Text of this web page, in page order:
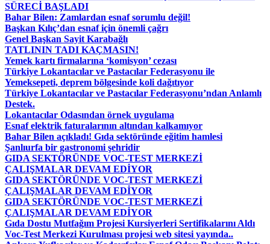
SÜRECİ BAŞLADI
Bahar Bilen: Zamlardan esnaf sorumlu değil!
Başkan Kılıç’dan esnaf için önemli çağrı
Genel Başkan Sayit Karabağlı
TATLININ TADI KAÇMASIN!
Yemek kartı firmalarına ‘komisyon’ cezası
Türkiye Lokantacılar ve Pastacılar Federasyonu ile
Yemeksepeti, deprem bölgesinde koli dağıtıyor
Türkiye Lokantacılar ve Pastacılar Federasyonu’ndan Anlamlı
Destek.
Lokantacılar Odasından örnek uygulama
Esnaf elektrik faturalarının altından kalkamıyor
Bahar Bilen açıkladı! Gıda sektöründe eğitim hamlesi
Şanlıurfa bir gastronomi şehridir
GIDA SEKTÖRÜNDE VOC-TEST MERKEZİ
ÇALIŞMALAR DEVAM EDİYOR
GIDA SEKTÖRÜNDE VOC-TEST MERKEZİ
ÇALIŞMALAR DEVAM EDİYOR
GIDA SEKTÖRÜNDE VOC-TEST MERKEZİ
ÇALIŞMALAR DEVAM EDİYOR
Gıda Dostu Mutfağım Projesi Kursiyerleri Sertifikalarını Aldı
Voc-Test Merkezi Kurulması projesi web sitesi yayında..